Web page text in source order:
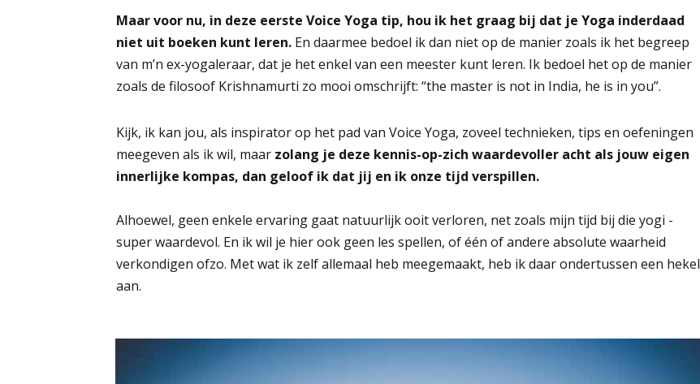
​Maar voor nu, in deze eerste Voice Yoga tip, hou ik het graag bij dat je Yoga inderdaad
niet uit boeken kunt leren. En daarmee bedoel ik dan niet op de manier zoals ik het begreep
van m’n ex-yogaleraar, dat je het enkel van een meester kunt leren. Ik bedoel het op de manier
zoals de filosoof Krishnamurti zo mooi omschrijft: “the master is not in India, he is in you”.
Kijk, ik kan jou, als inspirator op het pad van Voice Yoga, zoveel technieken, tips en oefeningen
meegeven als ik wil, maar zolang je deze kennis-op-zich waardevoller acht als jouw eigen
innerlijke kompas, dan geloof ik dat jij en ik onze tijd verspillen.
Alhoewel, geen enkele ervaring gaat natuurlijk ooit verloren, net zoals mijn tijd bij die yogi -
super waardevol. En ik wil je hier ook geen les spellen, of één of andere absolute waarheid
verkondigen ofzo. Met wat ik zelf allemaal heb meegemaakt, heb ik daar ondertussen een hekel
aan.